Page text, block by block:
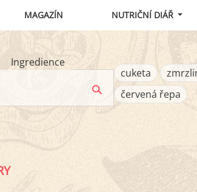
MAGAZÍN NUTRIČNÍ DIÁŘ
Ingredience
cuketa
červená řepa